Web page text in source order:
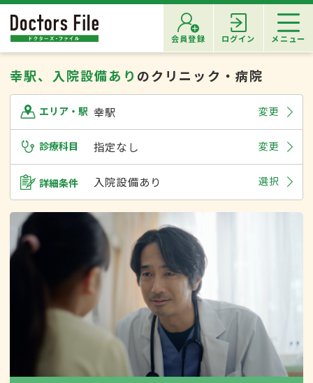
会員登録 ログイン メニュー
幸駅、入院設備あり のクリニック・病院
エリア・駅 幸駅 変更
診療科目 指定なし 変更
詳細条件 入院設備あり 選択